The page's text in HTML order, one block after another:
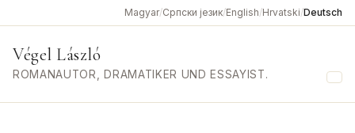
Magyar/Српски језик/English/Hrvatski/Deutsch
Végel László
ROMANAUTOR, DRAMATIKER UND ESSAYIST.